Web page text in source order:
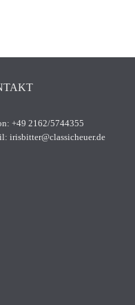
+49 2162/5744355
irisbitter@classicheuer.de